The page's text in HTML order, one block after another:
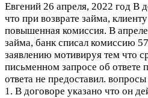
Евгений 26 апреля, 2022 год В
что при возврате займа,
повышенная комиссия. В
займа, банк списал комиссию
заявлению мотивируя тем что
письменном запросе об ответе
ответа не предоставил.
1. В договоре указано что он